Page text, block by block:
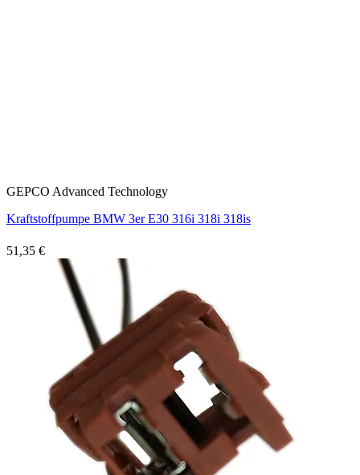
GEPCO Advanced Technology
Kraftstoffpumpe BMW 3er E30 316i 318i 318is
51,35 €